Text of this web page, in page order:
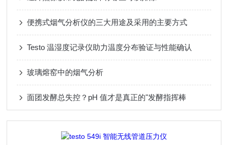
便携式烟气分析仪的三大用途及采用的主要方式
Testo 温湿度记录仪助力温度分布验证与性能确认
玻璃熔窑中的烟气分析
面团发酵总失控？pH 值才是真正的"发酵指挥棒